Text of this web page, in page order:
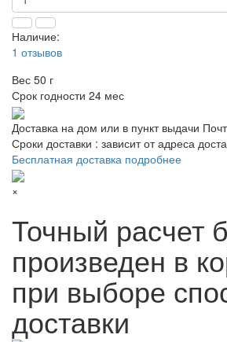
Наличие:
1 отзывов
Вес 50 г
Срок годности 24 мес
Доставка на дом или в пункт выдачи
Сроки доставки : зависит от адреса
Бесплатная доставка подробнее
×
Точный расчет
произведен в
при выборе
доставки